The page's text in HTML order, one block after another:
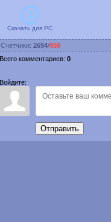
Скачать для PC
Счетчики: 2694/958
Всего комментариев: 0
Войдите:
Отправить